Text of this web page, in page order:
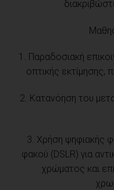
1. Παραδοσιακή
οπτικής εκτίμησης,
2. Κατανόηση του
3. Χρήση ψηφιακής
φακού (DSLR) για
χρώματος και